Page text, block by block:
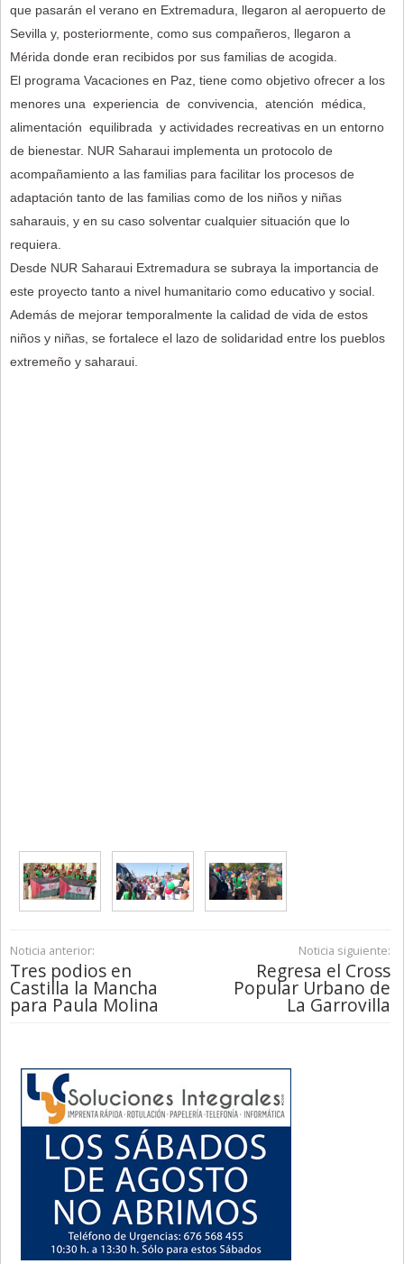
que pasarán el verano en Extremadura, llegaron al aeropuerto de
Sevilla y, posteriormente, como sus compañeros, llegaron a
Mérida donde eran recibidos por sus familias de acogida.
El programa Vacaciones en Paz, tiene como objetivo ofrecer a los
menores una experiencia de convivencia, atención médica,
alimentación equilibrada y actividades recreativas en un entorno
de bienestar. NUR Saharaui implementa un protocolo de
acompañamiento a las familias para facilitar los procesos de
adaptación tanto de las familias como de los niños y niñas
saharauis, y en su caso solventar cualquier situación que lo
requiera.
Desde NUR Saharaui Extremadura se subraya la importancia de
este proyecto tanto a nivel humanitario como educativo y social.
Además de mejorar temporalmente la calidad de vida de estos
niños y niñas, se fortalece el lazo de solidaridad entre los pueblos
extremeño y saharaui.
Noticia anterior:
Tres podios en
Castilla la Mancha
para Paula Molina
Noticia siguiente:
Regresa el Cross
Popular Urbano de
La Garrovilla